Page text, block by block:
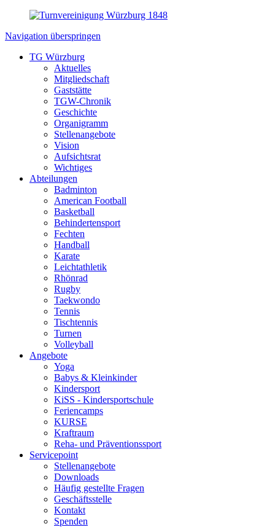
Navigation überspringen
TG Würzburg
Aktuelles
Mitgliedschaft
Gaststätte
TGW-Chronik
Geschichte
Organigramm
Stellenangebote
Vision
Aufsichtsrat
Wichtiges
Abteilungen
Badminton
American Football
Basketball
Behindertensport
Fechten
Handball
Karate
Leichtathletik
Rhönrad
Rugby
Taekwondo
Tennis
Tischtennis
Turnen
Volleyball
Angebote
Yoga
Babys & Kleinkinder
Kindersport
KiSS - Kindersportschule
Feriencamps
KURSE
Kraftraum
Reha- und Präventionssport
Servicepoint
Stellenangebote
Downloads
Häufig gestellte Fragen
Geschäftsstelle
Kontakt
Spenden